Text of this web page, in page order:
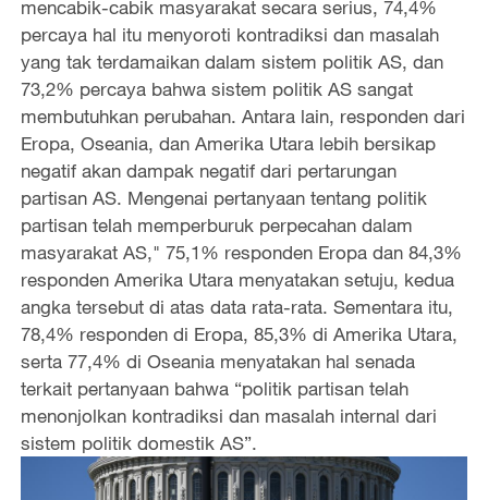
mencabik-cabik masyarakat secara serius, 74,4%
percaya hal itu menyoroti kontradiksi dan masalah
yang tak terdamaikan dalam sistem politik AS, dan
73,2% percaya bahwa sistem politik AS sangat
membutuhkan perubahan. Antara lain, responden dari
Eropa, Oseania, dan Amerika Utara lebih bersikap
negatif akan dampak negatif dari pertarungan
partisan AS. Mengenai pertanyaan tentang politik
partisan telah memperburuk perpecahan dalam
masyarakat AS," 75,1% responden Eropa dan 84,3%
responden Amerika Utara menyatakan setuju, kedua
angka tersebut di atas data rata-rata. Sementara itu,
78,4% responden di Eropa, 85,3% di Amerika Utara,
serta 77,4% di Oseania menyatakan hal senada
terkait pertanyaan bahwa “politik partisan telah
menonjolkan kontradiksi dan masalah internal dari
sistem politik domestik AS”.